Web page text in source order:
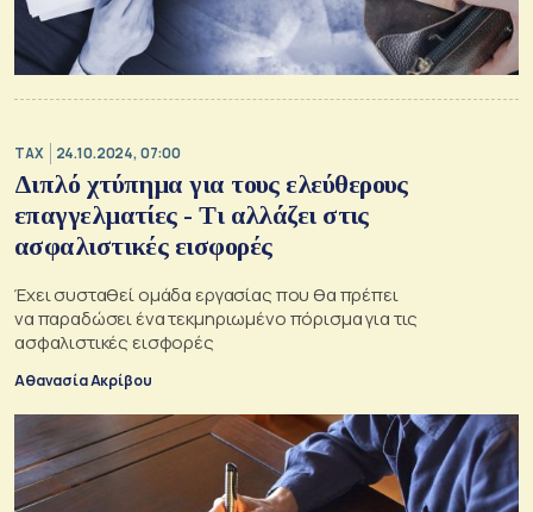
TAX 24.10.2024, 07:00
Διπλό χτύπημα για τους ελεύθερους
επαγγελματίες - Τι αλλάζει στις
ασφαλιστικές εισφορές
Έχει συσταθεί ομάδα εργασίας που θα πρέπει
να παραδώσει ένα τεκμηριωμένο πόρισμα για τις
ασφαλιστικές εισφορές
Αθανασία Ακρίβου